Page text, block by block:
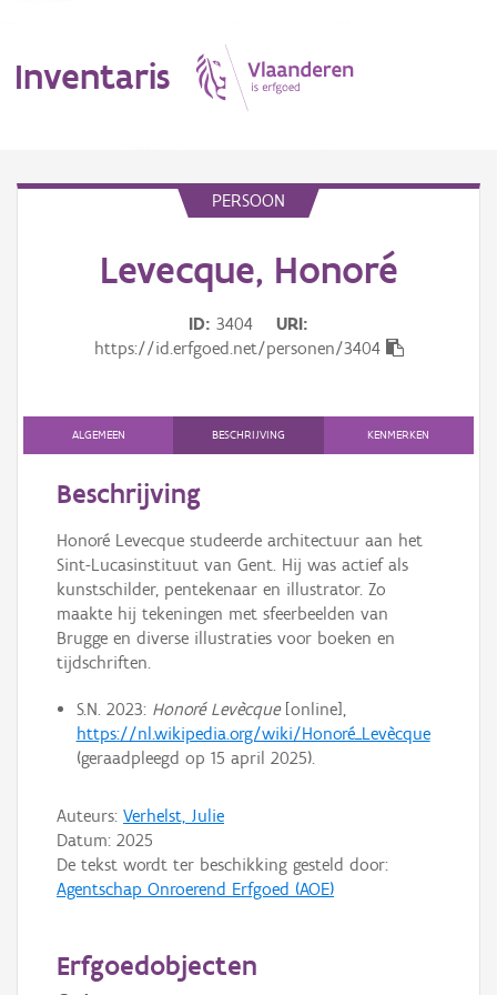
Inventaris
Thema
Persoon of collectief
Downloads
Aanmelden
PERSOON
Levecque, Honoré
ID 3404
URI
https://id.erfgoed.net/personen/3404
ALGEMEEN BESCHRIJVING KENMERKEN
Beschrijving
Honoré Levecque studeerde architectuur aan het
Sint-Lucasinstituut van Gent. Hij was actief als
kunstschilder, pentekenaar en illustrator. Zo
maakte hij tekeningen met sfeerbeelden van
Brugge en diverse illustraties voor boeken en
tijdschriften.
S.N. 2023: Honoré Levècque[online],
https://nl.wikipedia.org/wiki/Honoré_Levècque
(geraadpleegd op 15 april 2025).
Auteurs: Verhelst, Julie
Datum: 2025
De tekst wordt ter beschikking gesteld door:
Agentschap Onroerend Erfgoed (AOE)
Erfgoedobjecten